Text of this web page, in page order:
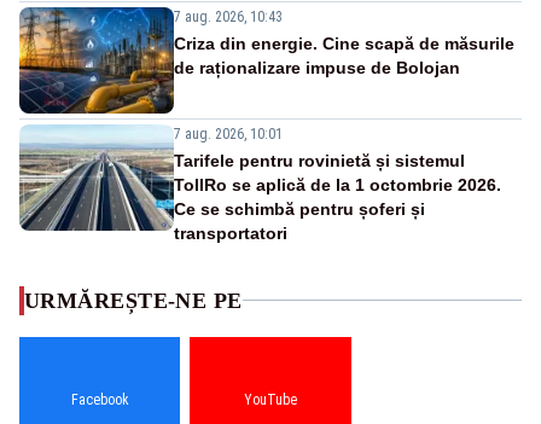
7 aug. 2026, 10:43
Criza din energie. Cine scapă de măsurile
de raționalizare impuse de Bolojan
7 aug. 2026, 10:01
Tarifele pentru rovinietă și sistemul
TollRo se aplică de la 1 octombrie 2026.
Ce se schimbă pentru șoferi și
transportatori
URMĂREȘTE-NE PE
Facebook YouTube